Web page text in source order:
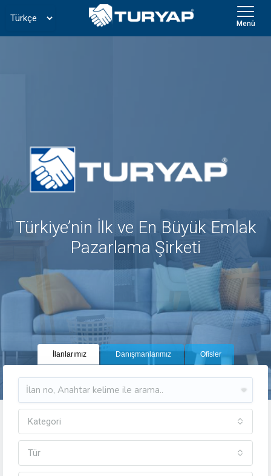
Menü
Türkiye’nin İlk ve En Büyük Emlak
Pazarlama Şirketi
İlanlarımız Danışmanlarımız Ofisler
Kategori
Tür